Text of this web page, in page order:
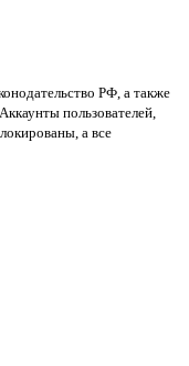
РФ, а также
пользователей,
а все